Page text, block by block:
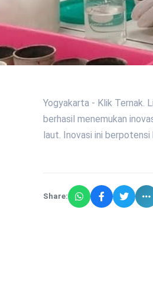
Yogyakarta - Klik Ternak.
berhasil menemukan
laut. Inovasi ini berpotensi
Share: